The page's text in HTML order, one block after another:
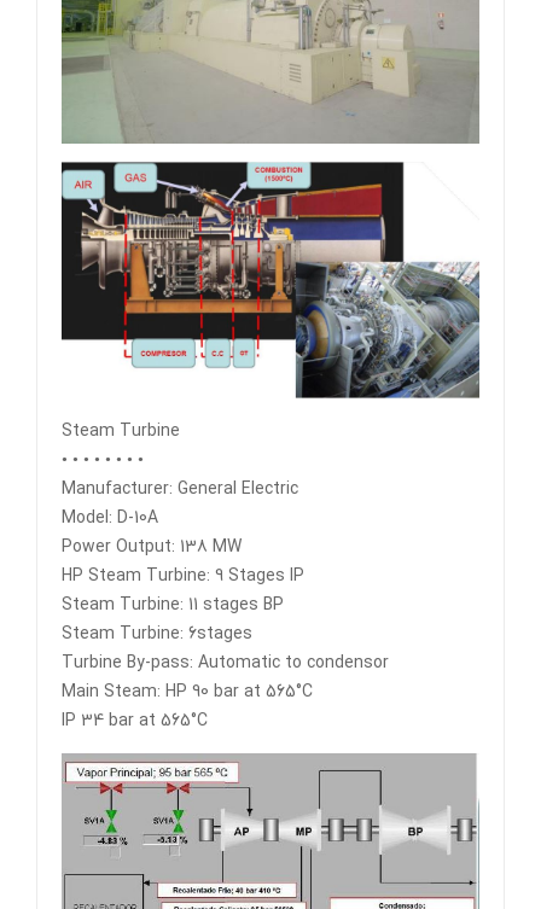
Steam Turbine
• • • • • • • •
Manufacturer: General Electric
Model: D-10A
Power Output: 138 MW
HP Steam Turbine: 9 Stages IP
Steam Turbine: 11 stages BP
Steam Turbine: 6stages
Turbine By-pass: Automatic to condensor
Main Steam: HP 90 bar at 565°C
IP 34 bar at 565°C